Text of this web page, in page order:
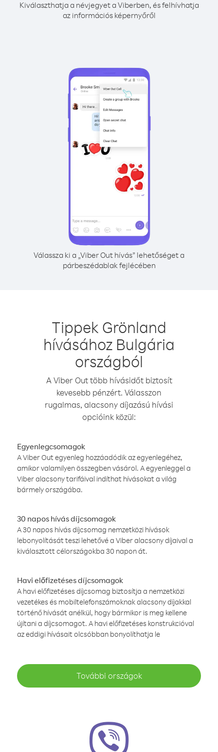
Kiválaszthatja a névjegyet a Viberben, és felhívhatja
az információs képernyőről
Válassza ki a „Viber Out hívás” lehetőséget a
párbeszédablak fejlécében
Tippek Grönland
hívásához Bulgária
országból
A Viber Out több hívásidőt biztosít
kevesebb pénzért. Válasszon
rugalmas, alacsony díjazású hívási
opcióink közül:
Egyenlegcsomagok
A Viber Out egyenleg hozzáadódik az egyenlegéhez,
amikor valamilyen összegben vásárol. A egyenleggel a
Viber alacsony tarifáival indíthat hívásokat a világ
bármely országába.
30 napos hívás díjcsomagok
A 30 napos hívás díjcsomag nemzetközi hívások
lebonyolítását teszi lehetővé a Viber alacsony díjaival a
kiválasztott célországokba 30 napon át.
Havi előfizetéses díjcsomagok
A havi előfizetéses díjcsomag biztosítja a nemzetközi
vezetékes és mobiltelefonszámoknak alacsony díjakkal
történő hívását anélkül, hogy bármikor is meg kellene
újítani a díjcsomagot. A havi előfizetéses konstrukcióval
az eddigi hívásait olcsóbban bonyolíthatja le
További országok